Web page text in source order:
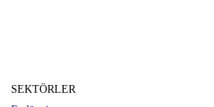
SEKTÖRLER